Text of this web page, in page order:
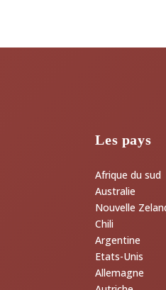
Les pays
Afrique du sud
Australie
Nouvelle
Chili
Argentine
Etats-Unis
Allemagne